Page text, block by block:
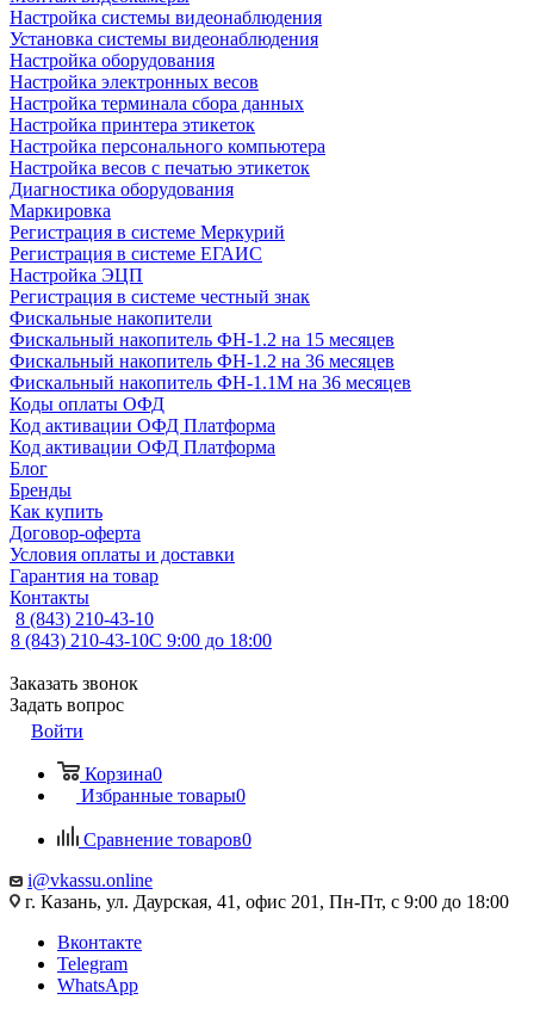
Настройка системы видеонаблюдения
Установка системы видеонаблюдения
Настройка оборудования
Настройка электронных весов
Настройка терминала сбора данных
Настройка принтера этикеток
Настройка персонального компьютера
Настройка весов с печатью этикеток
Диагностика оборудования
Маркировка
Регистрация в системе Меркурий
Регистрация в системе ЕГАИС
Настройка ЭЦП
Регистрация в системе честный знак
Фискальные накопители
Фискальный накопитель ФН-1.2 на 15 месяцев
Фискальный накопитель ФН-1.2 на 36 месяцев
Фискальный накопитель ФН-1.1М на 36 месяцев
Коды оплаты ОФД
Код активации ОФД Платформа
Код активации ОФД Платформа
Блог
Бренды
Как купить
Договор-оферта
Условия оплаты и доставки
Гарантия на товар
Контакты
8 (843) 210-43-10
8 (843) 210-43-10С 9:00 до 18:00
Заказать звонок
Задать вопрос
Войти
Корзина0
Избранные товары0
Сравнение товаров0
i@vkassu.online
г. Казань, ул. Даурская, 41, офис 201, Пн-Пт, с 9:00 до 18:00
Вконтакте
Telegram
WhatsApp